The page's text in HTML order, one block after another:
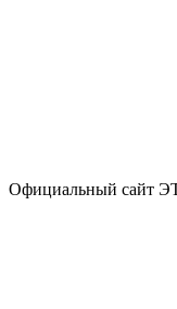
Официальный